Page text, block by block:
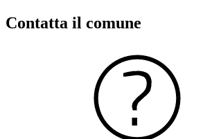
Contatta il comune